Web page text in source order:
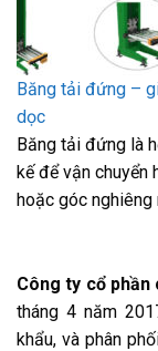
Băng tải đứng –
dọc
Băng tải đứng là
kế để vận chuyển
hoặc góc nghiêng
Công ty cổ
tháng 4 năm
khẩu, và phân